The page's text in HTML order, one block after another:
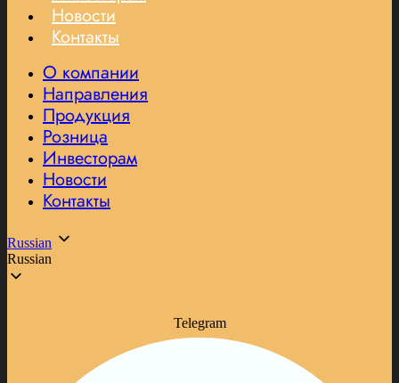
Новости
Контакты
О компании
Направления
Продукция
Розница
Инвесторам
Новости
Контакты
Russian
Russian
Telegram